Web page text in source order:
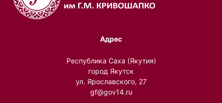
Адрес
Республика Саха (Якутия)
город Якутск
ул. Ярославского, 27
gf@gov14.ru